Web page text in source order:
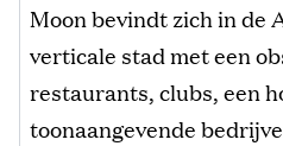
Moon bevindt zich in de
verticale stad met een
restaurants, clubs, een
toonaangevende